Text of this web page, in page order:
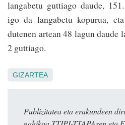
langabetu guttiago daude,
igo da langabetu kopurua,
dutenen artean 48 lagun daude
2 guttiago.
GIZARTEA
Publizitatea eta erakundeen